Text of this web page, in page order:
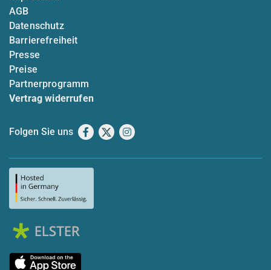
AGB
Datenschutz
Barrierefreiheit
Presse
Preise
Partnerprogramm
Vertrag widerrufen
Folgen Sie uns Facebook
X Instagram